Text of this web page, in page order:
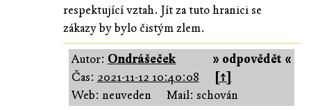
respektující vztah. Jít za tuto hranici se
zákazy by bylo čistým zlem.
» odpovědět «
Autor: Ondrášeček
Čas: 2021-11-12 10:40:08
[↑]
Web: neuveden
Mail: schován